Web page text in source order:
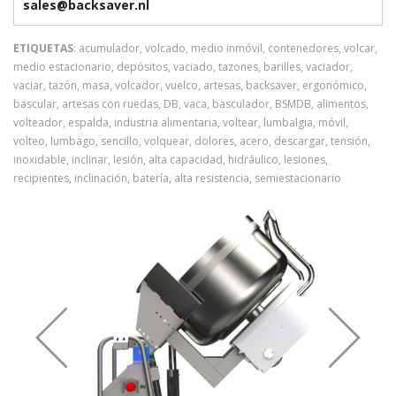
de la máquina son accesibles independientemente de su
posición real, evitando así que el operario deba abandonar su
puesto de trabajo para accionar un control al otro lado de la
máquina, con lo que se reduce el tiempo de inactividad. Esta
característica la convierte en una solución muy popular en la
industria alimentaria.
Potente batería recargable
recargables, por lo que se pueden utilizar en cualquier punto del
lugar de trabajo, independientemente de la ubicación del
suministro eléctrico. La batería es apta para su uso en zonas
refrigeradas y puede enchufarse durante la noche para que
resulte más práctico cargarla. Con una batería completamente
cargada puede manejar alrededor de 40 toneladas de
productos.
Seguridad operacional: gravedad para el movimiento de
sales@backsaver.nl
ETIQUETAS: acumulador, volcado, medio inmóvil, contenedores, volcar,
medio estacionario, depósitos, vaciado, tazones, barilles, vaciador,
vaciar, tazón, masa, volcador, vuelco, artesas, backsaver, ergonómico,
bascular, artesas con ruedas, DB, vaca, basculador, BSMDB, alimentos,
volteador, espalda, industria alimentaria, voltear, lumbalgia, móvil,
volteo, lumbago, sencillo, volquear, dolores, acero, descargar, tensión,
inoxidable, inclinar, lesión, alta capacidad, hidráulico, lesiones,
recipientes, inclinación, batería, alta resistencia, semiestacionario